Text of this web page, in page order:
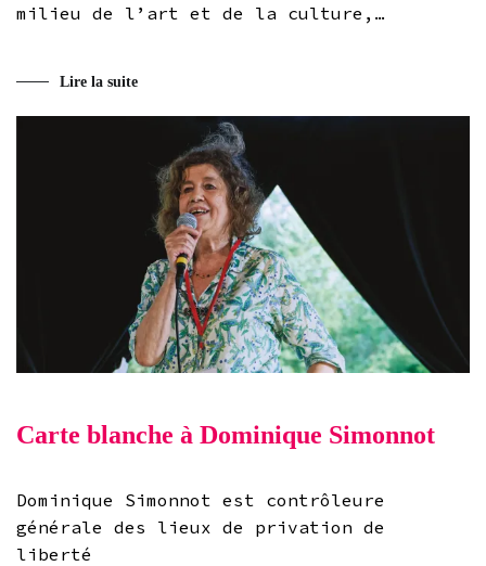
milieu de l’art et de la culture,…
Lire la suite
Carte blanche à Dominique Simonnot
Dominique Simonnot est contrôleure
générale des lieux de privation de
liberté